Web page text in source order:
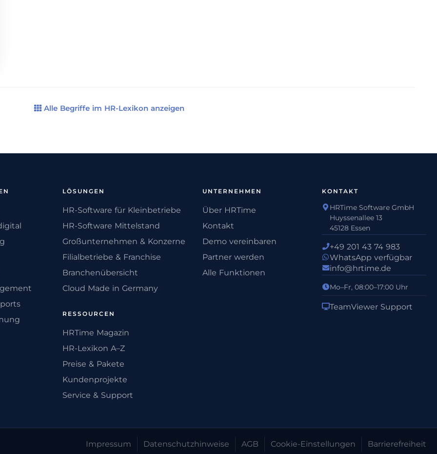
Alle Begriffe im HR-Lexikon anzeigen
LÖSUNGEN
HR-Software für Kleinbetriebe
HR-Software Mittelstand
Großunternehmen & Konzerne
Filialbetriebe & Franchise
Branchenübersicht
Cloud Made in Germany
RESSOURCEN
HRTime Magazin
HR-Lexikon A–Z
Preise & Pakete
Kundenprojekte
Service & Support
UNTERNEHMEN
Über HRTime
Kontakt
Demo vereinbaren
Partner werden
Alle Funktionen
KONTAKT
HRTime Software GmbH
Huyssenallee 13
45128 Essen
+49 201 43 74 983
WhatsApp verfügbar
info@hrtime.de
Mo–Fr, 08:00–17:00 Uhr
TeamViewer Support
Impressum Datenschutz­hinweise AGB Cookie-Einstellungen Barrierefreiheit